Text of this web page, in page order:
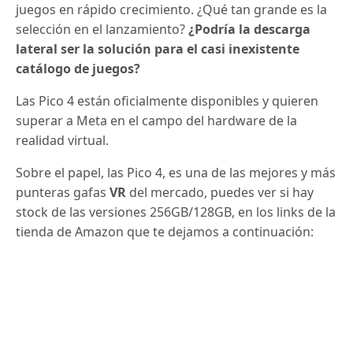
juegos en rápido crecimiento. ¿Qué tan grande es la
selección en el lanzamiento?¿Podría la descarga
lateral ser la solución para el casi inexistente
catálogo de juegos?
Las Pico 4 están oficialmente disponibles y quieren
superar a Meta en el campo del hardware de la
realidad virtual.
Sobre el papel, las Pico 4, es una de las mejores y más
punteras gafasVR del mercado, puedes ver si hay
stock de las versiones 256GB/128GB, en los links de la
tienda de Amazon que te dejamos a continuación: